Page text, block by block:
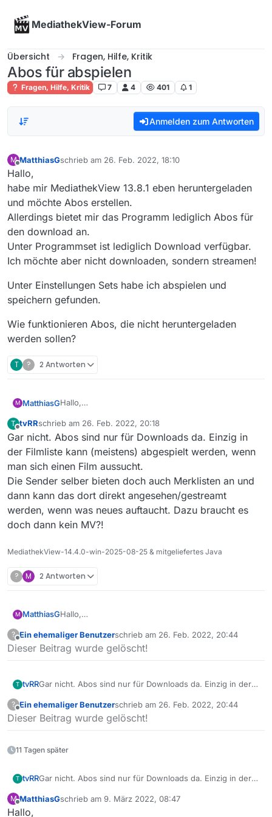
MediathekView-Forum
Übersicht Fragen, Hilfe, Kritik
Abos für abspielen
Fragen, Hilfe, Kritik 7 4 401 1
Anmelden zum Antworten
M
Offline
MatthiasGschrieb am 26. Feb. 2022, 18:10
zuletzt editiert von
Hallo,
habe mir MediathekView 13.8.1 eben heruntergeladen
und möchte Abos erstellen.
Allerdings bietet mir das Programm lediglich Abos für
den download an.
Unter Programmset ist lediglich Download verfügbar.
Ich möchte aber nicht downloaden, sondern streamen!
Unter Einstellungen Sets habe ich abspielen und
speichern gefunden.
Wie funktionieren Abos, die nicht heruntergeladen
werden sollen?
T ? 2 Antworten
M MatthiasGHallo,
heruntergeladen und möchte Abos erstellen.
Allerdings bietet mir das Programm lediglich Abos
für den download an.
Unter Programmset ist lediglich Download verfügbar.
Ich möchte aber nicht downloaden, sondern
streamen!
Unter Einstellungen Sets habe ich abspielen und
speichern gefunden.
Wie funktionieren Abos, die nicht heruntergeladen
werden sollen?
T
Offline
tvRRschrieb am 26. Feb. 2022, 20:18
zuletzt editiert von
Gar nicht. Abos sind nur für Downloads da. Einzig in
der Filmliste kann (meistens) abgespielt werden, wenn
man sich einen Film aussucht.
Die Sender selber bieten doch auch Merklisten an und
dann kann das dort direkt angesehen/gestreamt
werden, wenn was neues auftaucht. Dazu braucht es
doch dann kein MV?!
MediathekView-14.4.0-win-2025-08-25 & mitgeliefertes Java
? M 2 Antworten
M MatthiasGHallo,
heruntergeladen und möchte Abos erstellen.
Allerdings bietet mir das Programm lediglich Abos
Ich möchte aber nicht downloaden, sondern
Unter Einstellungen Sets habe ich abspielen und
speichern gefunden.
?
Offline
Ein ehemaliger Benutzerschrieb am 26. Feb. 2022, 20:44
zuletzt editiert von
Dieser Beitrag wurde gelöscht!
T tvRRGar nicht. Abos sind nur für Downloads da. Einzig in der
sich einen Film aussucht.
Die Sender selber bieten doch auch Merklisten an und
kein MV?!
?
Offline
Ein ehemaliger Benutzerschrieb am 26. Feb. 2022, 20:44
zuletzt editiert von
Dieser Beitrag wurde gelöscht!
11 Tagen später
T tvRRGar nicht. Abos sind nur für Downloads da. Einzig in der
sich einen Film aussucht.
M
Offline
MatthiasGschrieb am 9. März 2022, 08:47
zuletzt editiert von
Hallo,